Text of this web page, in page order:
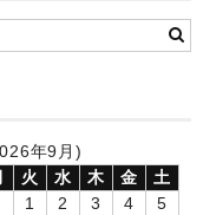
年9月)
火 水 木 金
土
1
2 3 4
5